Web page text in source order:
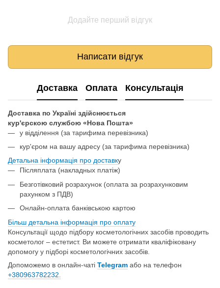
Додайте перший відгук
Написати відгук
Доставка Оплата Консультація
Доставка по Україні здійснюється
кур'єрскою службою «Нова Пошта»
у відділення (за тарифима перевізника)
кур'єром на вашу адресу (за тарифима перевізника)
Детальна інформація про доставку
Післяплата (накладных платіж)
Безготівковий розрахунок (оплата за розрахунковим
рахунком з ПДВ)
Онлайн-оплата банківською картою
Більш детальна інформація про оплату
Консультації щодо підбору косметологічних засобів проводить
косметолог – естетист. Ви можете отримати кваліфіковану
допомогу у підборі косметологічних засобів.
Допоможемо в онлайн-чаті Telegram або на телефон
+380963782232.